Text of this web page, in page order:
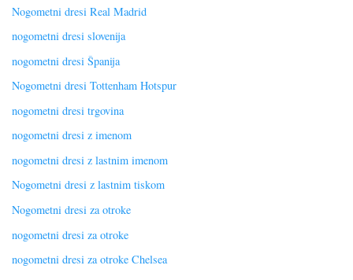
Nogometni dresi Real Madrid
nogometni dresi slovenija
nogometni dresi Španija
Nogometni dresi Tottenham Hotspur
nogometni dresi trgovina
nogometni dresi z imenom
nogometni dresi z lastnim imenom
Nogometni dresi z lastnim tiskom
Nogometni dresi za otroke
nogometni dresi za otroke
nogometni dresi za otroke Chelsea